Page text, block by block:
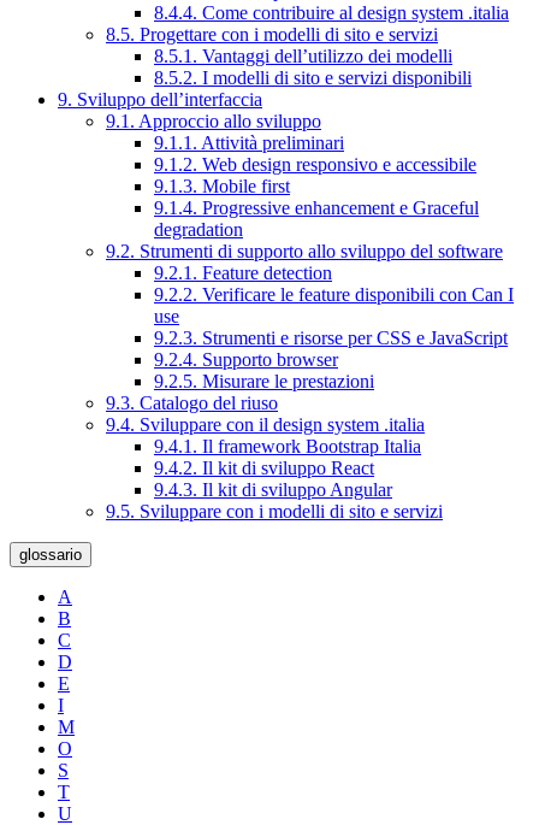
8.4.4. Come contribuire al design system .italia
8.5. Progettare con i modelli di sito e servizi
8.5.1. Vantaggi dell’utilizzo dei modelli
8.5.2. I modelli di sito e servizi disponibili
9. Sviluppo dell’interfaccia
9.1. Approccio allo sviluppo
9.1.1. Attività preliminari
9.1.2. Web design responsivo e accessibile
9.1.3. Mobile first
9.1.4. Progressive enhancement e Graceful
degradation
9.2. Strumenti di supporto allo sviluppo del software
9.2.1. Feature detection
9.2.2. Verificare le feature disponibili con Can I
use
9.2.3. Strumenti e risorse per CSS e JavaScript
9.2.4. Supporto browser
9.2.5. Misurare le prestazioni
9.3. Catalogo del riuso
9.4. Sviluppare con il design system .italia
9.4.1. Il framework Bootstrap Italia
9.4.2. Il kit di sviluppo React
9.4.3. Il kit di sviluppo Angular
9.5. Sviluppare con i modelli di sito e servizi
glossario
A
B
C
D
E
I
M
O
S
T
U